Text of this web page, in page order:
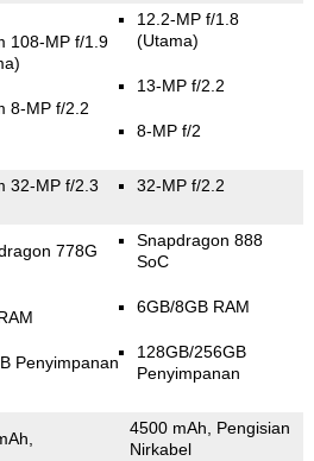
108-MP f/1.9
8-MP f/2.2
12.2-MP f/1.8
(Utama)
13-MP f/2.2
8-MP f/2
32-MP f/2.3 32-MP f/2.2
778G
Penyimpanan
Snapdragon 888
SoC
6GB/8GB RAM
128GB/256GB
Penyimpanan
4500 mAh, Pengisian
Nirkabel